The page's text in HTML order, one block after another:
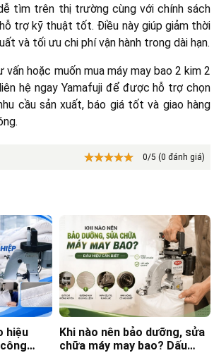
tìm trên thị trường cùng với chính sách
hỗ trợ kỹ thuật tốt. Điều này giúp giảm thời
và tối ưu chi phí vận hành trong dài hạn.
vấn hoặc muốn mua máy may bao 2 kim 2
hệ ngay Yamafuji để được hỗ trợ chọn
cầu sản xuất, báo giá tốt và giao hàng
0/5 (0 đánh giá)
hiệu
Khi nào nên bảo dưỡng, sửa
chữa máy may bao? Dấu